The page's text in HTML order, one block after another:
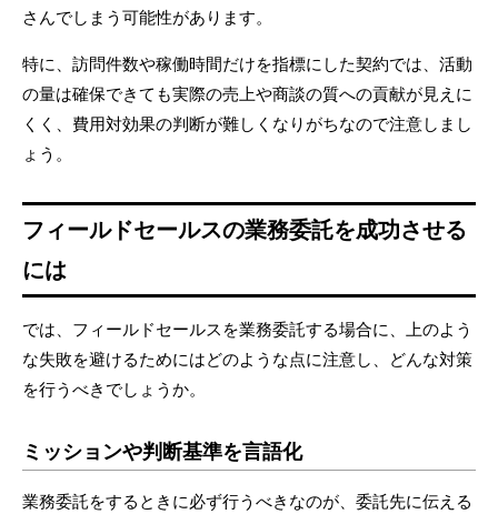
さんでしまう可能性があります。
特に、訪問件数や稼働時間だけを指標にした契約では、活動
の量は確保できても実際の売上や商談の質への貢献が見えに
くく、費用対効果の判断が難しくなりがちなので注意しまし
ょう。
フィールドセールスの業務委託を成功させる
には
では、フィールドセールスを業務委託する場合に、上のよう
な失敗を避けるためにはどのような点に注意し、どんな対策
を行うべきでしょうか。
ミッションや判断基準を言語化
業務委託をするときに必ず行うべきなのが、委託先に伝える